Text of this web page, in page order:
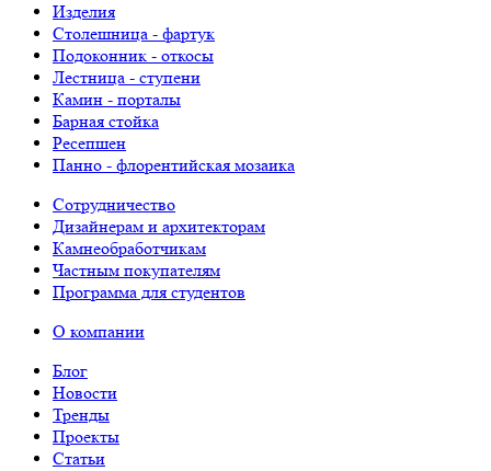
Изделия
Столешница - фартук
Подоконник - откосы
Лестница - ступени
Камин - порталы
Барная стойка
Ресепшен
Панно - флорентийская мозаика
Сотрудничество
Дизайнерам и архитекторам
Камнеобработчикам
Частным покупателям
Программа для студентов
О компании
Блог
Новости
Тренды
Проекты
Статьи